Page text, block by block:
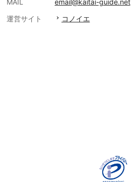
MAIL
email@kaitai-guide.net
運営サイト
コノイエ